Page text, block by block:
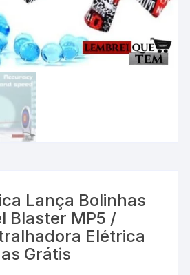
Lança Bolinhas
Blaster MP5 /
Elétrica
Grátis